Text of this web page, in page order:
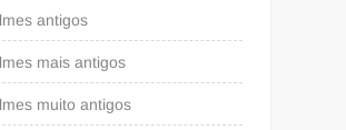
antigos
mais antigos
muito antigos